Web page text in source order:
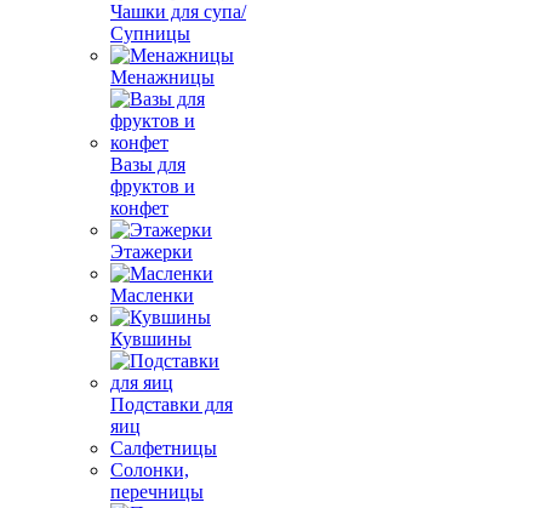
Чашки для супа/
Супницы
Менажницы
Вазы для
фруктов и
конфет
Этажерки
Масленки
Кувшины
Подставки для
яиц
Салфетницы
Солонки,
перечницы